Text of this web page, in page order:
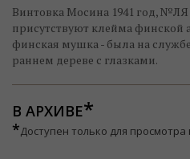
Винтовка Мосина 1941 год,
присутствуют клейма финской
финская мушка - была на
раннем дереве с глазками.
В АРХИВЕ
*Доступен только для просмотра